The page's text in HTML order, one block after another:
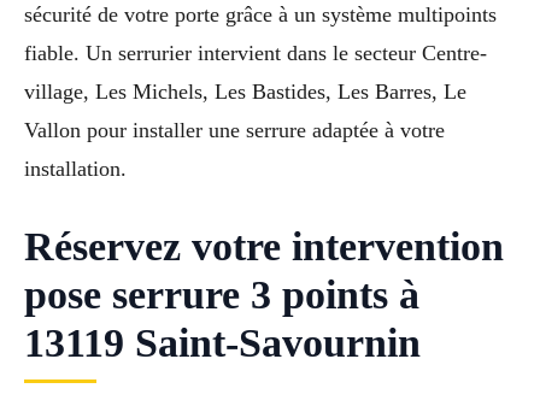
sécurité de votre porte grâce à un système multipoints
fiable. Un serrurier intervient dans le secteur Centre-
village, Les Michels, Les Bastides, Les Barres, Le
Vallon pour installer une serrure adaptée à votre
installation.
Réservez votre intervention
pose serrure 3 points à
13119 Saint-Savournin